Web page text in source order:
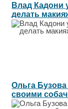
Влад Кадони
делать
Ольга
своими